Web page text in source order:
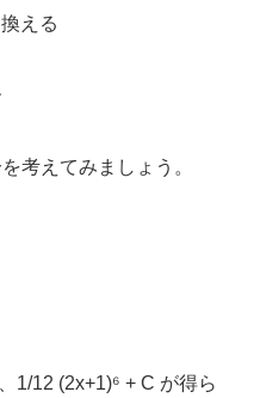
える
考えてみましょう。
1/12 (2x+1)⁶ + C が得ら